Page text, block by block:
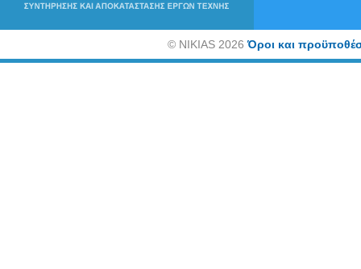
©NIKIAS 2026Όροι και